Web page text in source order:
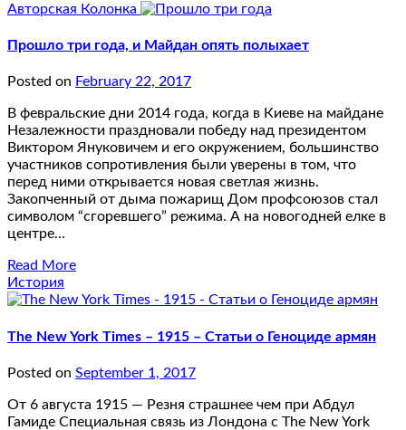
Авторская Колонка
Прошло три года, и Майдан опять полыхает
Posted on February 22, 2017
В февральские дни 2014 года, когда в Киеве на майдане
Незалежности праздновали победу над президентом
Виктором Януковичем и его окружением, большинство
участников сопротивления были уверены в том, что
перед ними открывается новая светлая жизнь.
Закопченный от дыма пожарищ Дом профсоюзов стал
символом “сгоревшего” режима. А на новогодней елке в
центре…
Read More
История
The New York Times – 1915 – Статьи о Геноциде армян
Posted on September 1, 2017
От 6 августа 1915 — Резня страшнее чем при Абдул
Гамиде Специальная связь из Лондона с The New York